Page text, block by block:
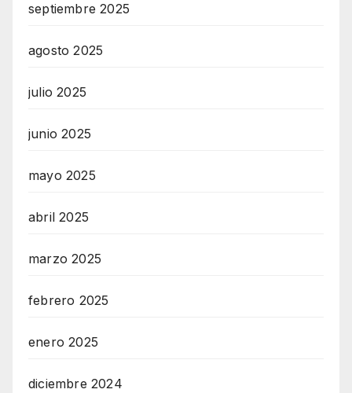
septiembre 2025
agosto 2025
julio 2025
junio 2025
mayo 2025
abril 2025
marzo 2025
febrero 2025
enero 2025
diciembre 2024